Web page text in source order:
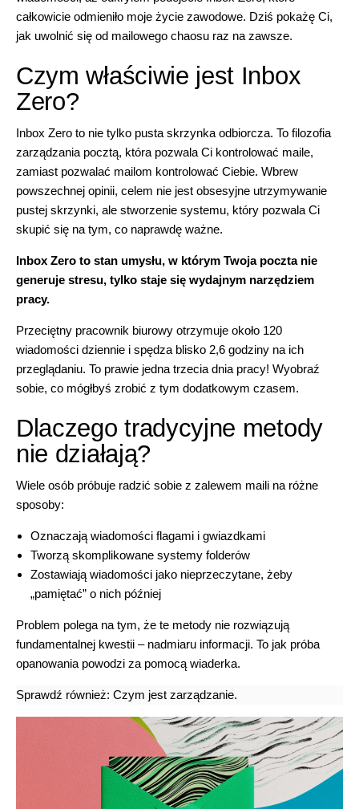
całkowicie odmieniło moje życie zawodowe. Dziś pokażę Ci,
jak uwolnić się od mailowego chaosu raz na zawsze.
Czym właściwie jest Inbox
Zero?
Inbox Zero to nie tylko pusta skrzynka odbiorcza. To filozofia
zarządzania pocztą, która pozwala Ci kontrolować maile,
zamiast pozwalać mailom kontrolować Ciebie. Wbrew
powszechnej opinii, celem nie jest obsesyjne utrzymywanie
pustej skrzynki, ale stworzenie systemu, który pozwala Ci
skupić się na tym, co naprawdę ważne.
Inbox Zero to stan umysłu, w którym Twoja poczta nie
generuje stresu, tylko staje się wydajnym narzędziem
pracy.
Przeciętny pracownik biurowy otrzymuje około 120
wiadomości dziennie i spędza blisko 2,6 godziny na ich
przeglądaniu. To prawie jedna trzecia dnia pracy! Wyobraź
sobie, co mógłbyś zrobić z tym dodatkowym czasem.
Dlaczego tradycyjne metody
nie działają?
Wiele osób próbuje radzić sobie z zalewem maili na różne
sposoby:
Oznaczają wiadomości flagami i gwiazdkami
Tworzą skomplikowane systemy folderów
Zostawiają wiadomości jako nieprzeczytane, żeby
„pamiętać” o nich później
Problem polega na tym, że te metody nie rozwiązują
fundamentalnej kwestii – nadmiaru informacji. To jak próba
opanowania powodzi za pomocą wiaderka.
Sprawdź również: Czym jest zarządzanie.